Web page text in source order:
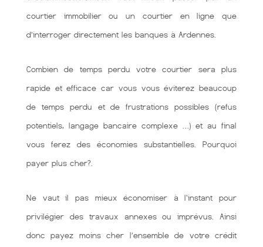
courtier immobilier ou un courtier en ligne que
d’interroger directement les banques à Ardennes.
Combien de temps perdu votre courtier sera plus
rapide et efficace car vous vous éviterez beaucoup
de temps perdu et de frustrations possibles (refus
potentiels, langage bancaire complexe …) et au final
vous ferez des économies substantielles. Pourquoi
payer plus cher?.
Ne vaut il pas mieux économiser à l'instant pour
privilégier des travaux annexes ou imprévus. Ainsi
donc payez moins cher l’ensemble de votre crédit